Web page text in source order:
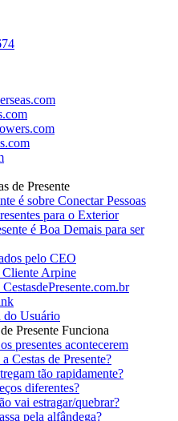
de Presente
é sobre Conectar Pessoas
para o Exterior
é Boa Demais para ser
pelo CEO
Arpine
do Usuário
Presente Funciona
presentes acontecerem
Cestas de Presente?
tão rapidamente?
diferentes?
vai estragar/quebrar?
pela alfândega?